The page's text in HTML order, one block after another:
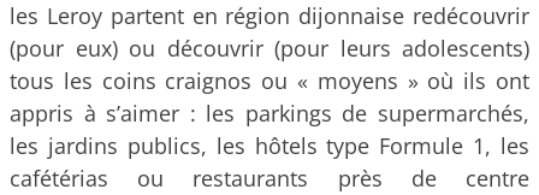
les Leroy partent en région dijonnaise redécouvrir
(pour eux) ou découvrir (pour leurs adolescents)
tous les coins craignos ou « moyens » où ils ont
appris à s’aimer : les parkings de supermarchés,
les jardins publics, les hôtels type Formule 1, les
cafétérias ou restaurants près de centre